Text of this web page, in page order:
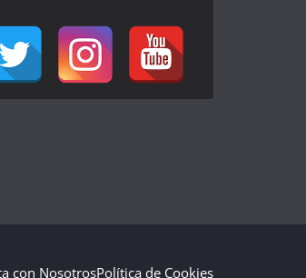
con NosotrosPolítica de Cookies